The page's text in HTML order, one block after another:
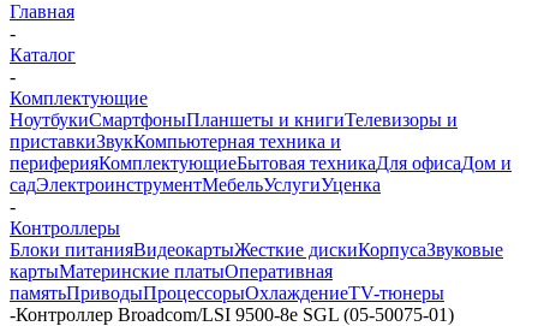
Главная
-
Каталог
-
Комплектующие
НоутбукиСмартфоныПланшеты и книгиТелевизоры и
приставкиЗвукКомпьютерная техника и
периферияКомплектующиеБытовая техникаДля офисаДом и
садЭлектроинструментМебельУслугиУценка
-
Контроллеры
Блоки питанияВидеокартыЖесткие дискиКорпусаЗвуковые
картыМатеринские платыОперативная
памятьПриводыПроцессорыОхлаждениеTV-тюнеры
-Контроллер Broadcom/LSI 9500-8e SGL (05-50075-01)